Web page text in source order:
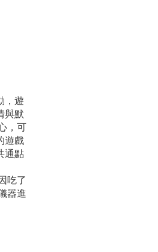
，遊
與默
，可
遊戲
通點
吃了
器進